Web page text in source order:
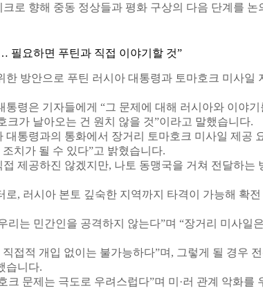
로 향해 중동 정상들과 평화 구상의 다음 단계를 논
필요하면 푸틴과 직접 이야기할 것”
방안으로 푸틴 러시아 대통령과 토마호크 미사일
령은 기자들에게 “그 문제에 대해 러시아와 이야기
크가 날아오는 건 원치 않을 것”이라고 말했습니다.
통령과의 통화에서 장거리 토마호크 미사일 제공
치가 될 수 있다”고 밝혔습니다.
제공하진 않겠지만, 나토 동맹국을 거쳐 전달하는
로, 러시아 본토 깊숙한 지역까지 타격이 가능해 확전
리는 민간인을 공격하지 않는다”며 “장거리 미사일
접적 개입 없이는 불가능하다”며, 그렇게 될 경우
습니다.
문제는 극도로 우려스럽다”며 미·러 관계 악화를